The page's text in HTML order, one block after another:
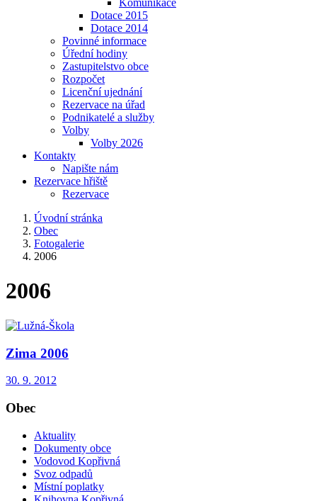
Komunikace
Dotace 2015
Dotace 2014
Povinné informace
Úřední hodiny
Zastupitelstvo obce
Rozpočet
Licenční ujednání
Rezervace na úřad
Podnikatelé a služby
Volby
Volby 2026
Kontakty
Napište nám
Rezervace hřiště
Rezervace
Úvodní stránka
Obec
Fotogalerie
2006
2006
Zima 2006
30. 9. 2012
Obec
Aktuality
Dokumenty obce
Vodovod Kopřivná
Svoz odpadů
Místní poplatky